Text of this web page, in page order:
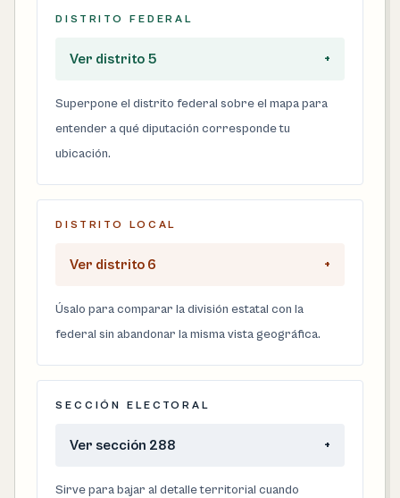
DISTRITO FEDERAL
Ver distrito 5 +
Superpone el distrito federal sobre el mapa para
entender a qué diputación corresponde tu
ubicación.
DISTRITO LOCAL
Ver distrito 6 +
Úsalo para comparar la división estatal con la
federal sin abandonar la misma vista geográfica.
SECCIÓN ELECTORAL
Ver sección 288 +
Sirve para bajar al detalle territorial cuando